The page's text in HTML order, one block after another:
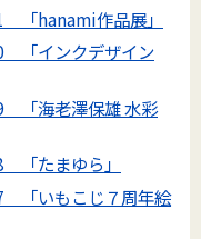
hanami作品展」
「インクデザイン
「海老澤保雄 水彩
たまゆら」
「いもこじ７周年絵